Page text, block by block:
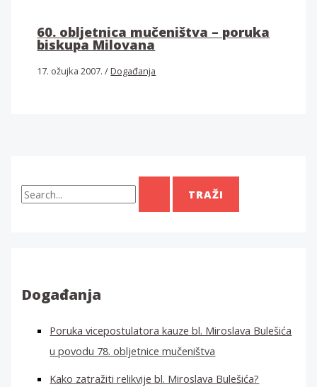
60. obljetnica mučeništva – poruka
biskupa Milovana
17. ožujka 2007./Događanja
T
r
:Događanja
Poruka vicepostulatora kauze bl. Miroslava Bulešića
u povodu 78. obljetnice mučeništva
Kako zatražiti relikvije bl. Miroslava Bulešića?